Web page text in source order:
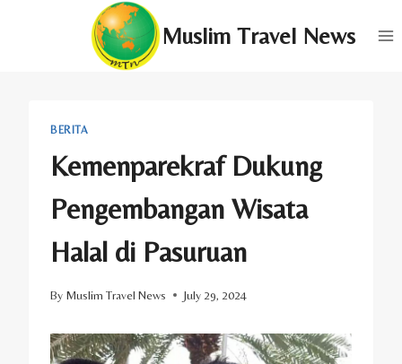
Muslim Travel News
BERITA
Kemenparekraf Dukung
Pengembangan Wisata
Halal di Pasuruan
By Muslim Travel News July 29, 2024